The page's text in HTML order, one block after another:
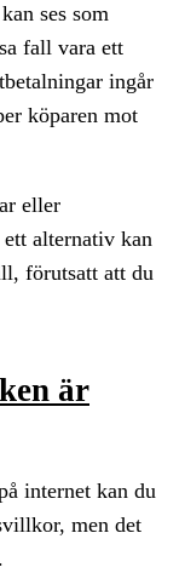
ses som
fall vara ett
ingår
köparen mot
eller
alternativ kan
förutsatt att du
är
internet kan du
men det